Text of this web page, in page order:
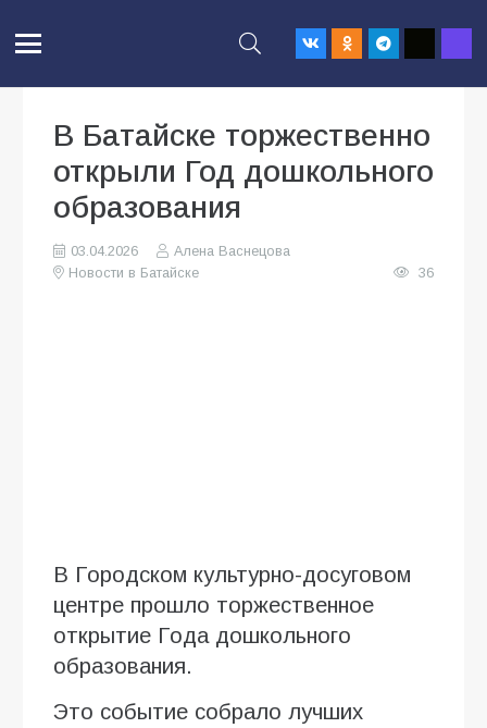
В Батайске торжественно
открыли Год дошкольного
образования
03.04.2026
Алена Васнецова
Новости в Батайске
36
В Городском культурно-досуговом
центре прошло торжественное
открытие Года дошкольного
образования.
Это событие собрало лучших